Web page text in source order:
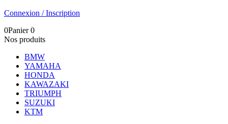
Connexion / Inscription
0Panier0
Nos produits
BMW
YAMAHA
HONDA
KAWAZAKI
TRIUMPH
SUZUKI
KTM